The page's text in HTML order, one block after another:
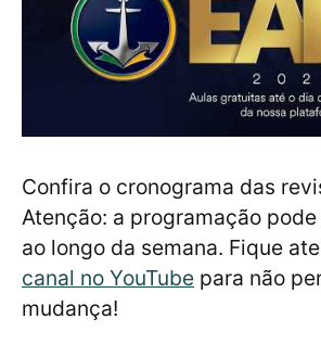
Confira o cronograma das
Atenção: a programação
ao longo da semana. Fique
canal no YouTube para não
mudança!